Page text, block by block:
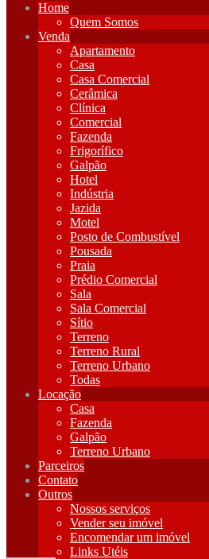
Home
Quem Somos
Venda
Apartamento
Casa
Casa Comercial
Cerâmica
Clínica
Comercial
Fazenda
Frigorífico
Galpão
Hotel
Indústria
Jazida
Motel
Posto de Combustível
Pousada
Praia
Prédio Comercial
Sala
Sala Comercial
Sítio
Terreno
Terreno Rural
Terreno Urbano
Todas
Locação
Casa
Fazenda
Galpão
Terreno Urbano
Parceiros
Contato
Outros
Nossos serviços
Vender seu imóvel
Encomendar um imóvel
Links Utéis